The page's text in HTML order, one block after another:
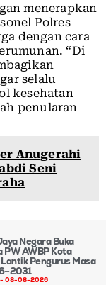
menerapkan
Polres
dengan cara
“Di
selalu
kesehatan
penularan
Anugerahi
Seni
Negara Buka
PW AWBP Kota
Pengurus Masa
08-08-2026